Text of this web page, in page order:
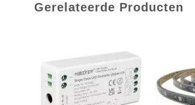
Gerelateerde Producten